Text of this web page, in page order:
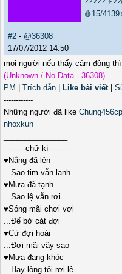
🩸15/
#2 - @36308
17/07/2012 14:50
mọi người nếu thấy cảm động
(Unknown / No Data - 36308)
PM
Trích dẫn Like bài viết|
------------
Những người đã like Chung456cp
nhoxkun
---------chữ kí---------
♥Nắng đã lên
...Sao tim vẫn lạnh
♥Mưa đã tạnh
...Sao lệ vẫn rơi
♥Sóng mãi chơi vơi
...Để bờ cát đợi
♥Cứ đợi hoài
...Đợi mãi vậy sao
♥Mưa đang khóc
...Hay lòng tôi rơi lệ